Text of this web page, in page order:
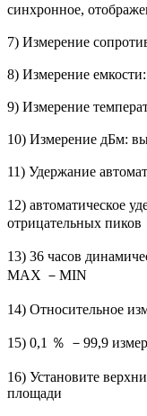
синхронное,
7) Измерение
8) Измерение
9) Измерение
10) Измерение дБм:
11) Удержание
12) автоматическое
отрицательных пиков
13) 36 часов
MAX －MIN
14) Относительное
15) 0,1 ％ －99,9
16) Установите
площади